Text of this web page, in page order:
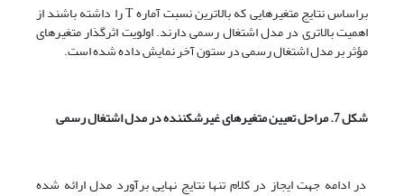
براساس نتایج متغیرهایی که بالاترین نسبت آماره T را داشته باشند از
اهمیت بالاتری در مدل اشتغال رسمی دارند. اولویت اثرگذار متغیرهای
مؤثر بر مدل اشتغال رسمی در ستون آخر نمایش داده شده است.
شکل 7. مراحل تعیین متغیرهای غیرشکننده در مدل اشتغال رسمی
در ادامه جهت ایجاز در کلام تنها نتایج نهایی برآورد مدل ارائه شده